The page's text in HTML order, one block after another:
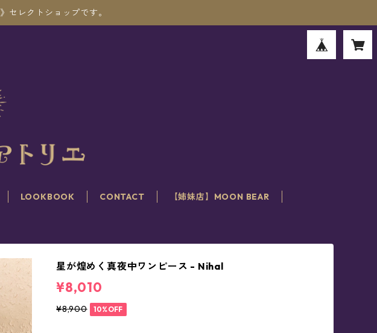
セレクトショップです。
LOOKBOOK CONTACT
【姉妹店】MOON BEAR
星が煌めく真夜中ワンピース - Nihal
¥8,010
¥8,900 10%OFF